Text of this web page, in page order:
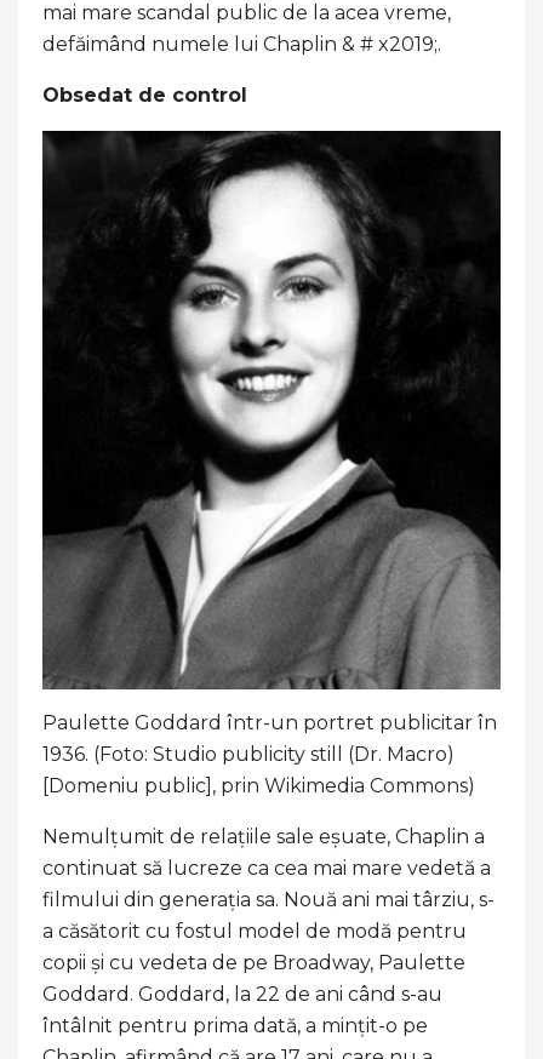
mai mare scandal public de la acea vreme,
defăimând numele lui Chaplin & # x2019;.
Obsedat de control
Paulette Goddard într-un portret publicitar în
1936. (Foto: Studio publicity still (Dr. Macro)
[Domeniu public], prin Wikimedia Commons)
Nemulțumit de relațiile sale eșuate, Chaplin a
continuat să lucreze ca cea mai mare vedetă a
filmului din generația sa. Nouă ani mai târziu, s-
a căsătorit cu fostul model de modă pentru
copii și cu vedeta de pe Broadway, Paulette
Goddard. Goddard, la 22 de ani când s-au
întâlnit pentru prima dată, a mințit-o pe